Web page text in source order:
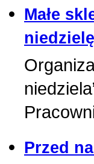
Małe
niedzielę
Przed